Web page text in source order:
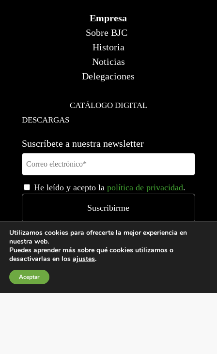
Empresa
Sobre BJC
Historia
Noticias
Delegaciones
CATÁLOGO DIGITAL
DESCARGAS
Suscríbete a nuestra newsletter
He leído y acepto la política de privacidad.
Utilizamos cookies para ofrecerte la mejor experiencia en
nuestra web.
Puedes aprender más sobre qué cookies utilizamos o
desactivarlas en los ajustes.
Aceptar